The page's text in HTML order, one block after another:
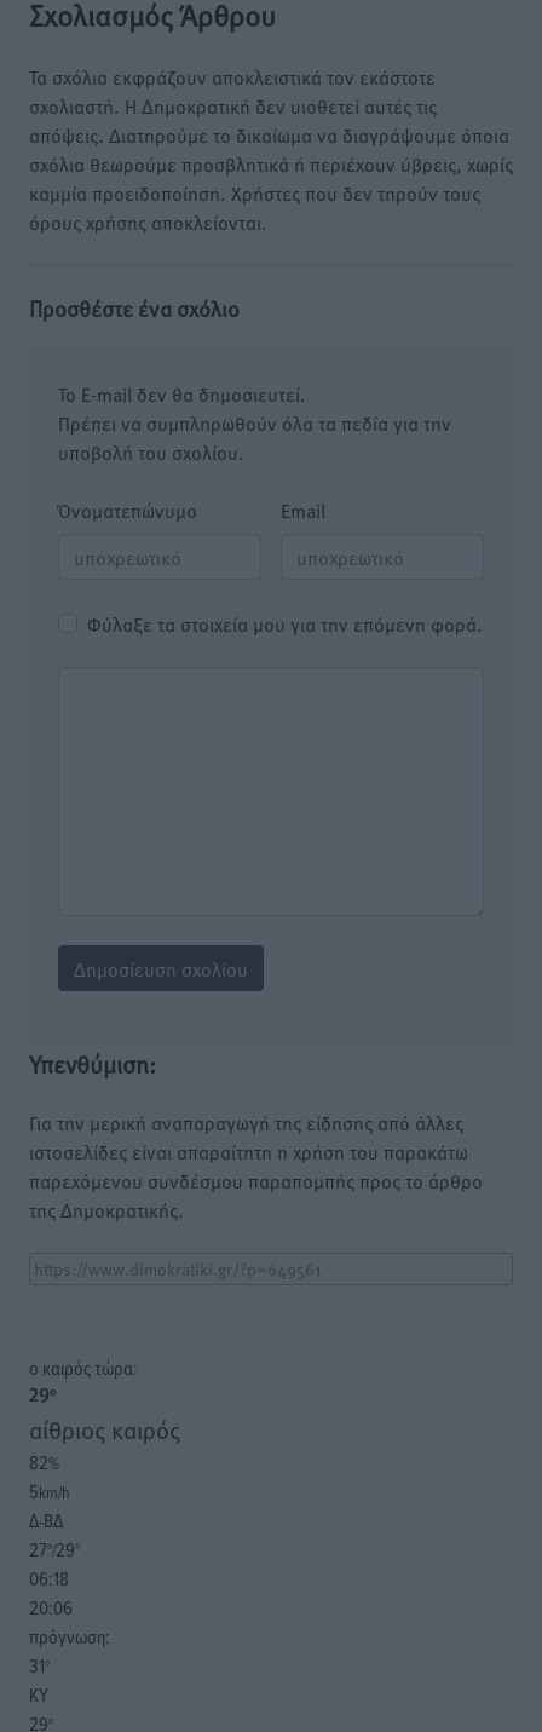
Σχολιασμός Άρθρου
Τα σχόλια εκφράζουν αποκλειστικά τον εκάστοτε
σχολιαστή. Η Δημοκρατική δεν υιοθετεί αυτές τις
απόψεις. Διατηρούμε το δικαίωμα να διαγράψουμε όποια
σχόλια θεωρούμε προσβλητικά ή περιέχουν ύβρεις, χωρίς
καμμία προειδοποίηση. Χρήστες που δεν τηρούν τους
όρους χρήσης αποκλείονται.
Προσθέστε ένα σχόλιο
Το E-mail δεν θα δημοσιευτεί.
Πρέπει να συμπληρωθούν όλα τα πεδία για την
υποβολή του σχολίου.
Όνοματεπώνυμο Email
Φύλαξε τα στοιχεία μου για την επόμενη φορά.
Υπενθύμιση:
Για την μερική αναπαραγωγή της είδησης από άλλες
ιστοσελίδες είναι απαραίτητη η χρήση του παρακάτω
παρεχόμενου συνδέσμου παραπομπής προς το άρθρο
της Δημοκρατικής.
o καιρός τώρα:
29°
αίθριος καιρός
82%
5km/h
Δ-ΒΔ
27°/29°
06:18
20:06
πρόγνωση:
31°
ΚΥ
29°